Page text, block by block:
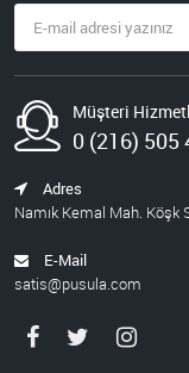
Müşteri
0 (216) 505
Adres
Namık Kemal Mah.
E-Mail
satis@pusula.com